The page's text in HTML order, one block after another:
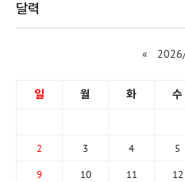
달력
«
일 월 화 수
2 3 4 5
9 10 11 12